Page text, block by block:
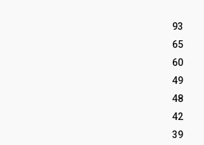
93
65
60
49
48
42
39